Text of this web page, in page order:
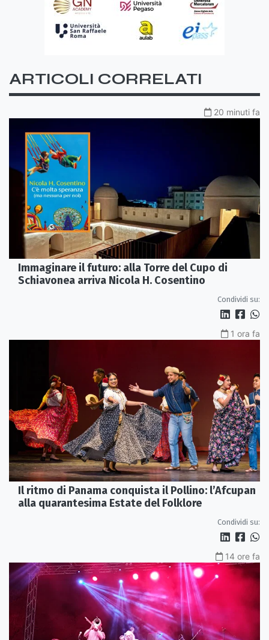
ARTICOLI CORRELATI
20 minuti fa
Immaginare il futuro: alla Torre del Cupo di
Schiavonea arriva Nicola H. Cosentino
Condividi su:
1 ora fa
Il ritmo di Panama conquista il Pollino: l’Afcupan
alla quarantesima Estate del Folklore
Condividi su:
14 ore fa